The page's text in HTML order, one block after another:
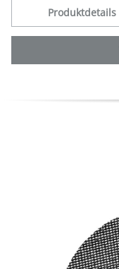
Produktdetails